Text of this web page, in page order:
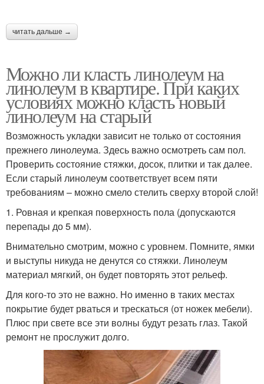
читать дальше →
Можно ли класть линолеум на
линолеум в квартире. При каких
условиях можно класть новый
линолеум на старый
Возможность укладки зависит не только от состояния
прежнего линолеума. Здесь важно осмотреть сам пол.
Проверить состояние стяжки, досок, плитки и так далее.
Если старый линолеум соответствует всем пяти
требованиям – можно смело стелить сверху второй слой!
1. Ровная и крепкая поверхность пола (допускаются
перепады до 5 мм).
Внимательно смотрим, можно с уровнем. Помните, ямки
и выступы никуда не денутся со стяжки. Линолеум
материал мягкий, он будет повторять этот рельеф.
Для кого-то это не важно. Но именно в таких местах
покрытие будет рваться и трескаться (от ножек мебели).
Плюс при свете все эти волны будут резать глаз. Такой
ремонт не прослужит долго.